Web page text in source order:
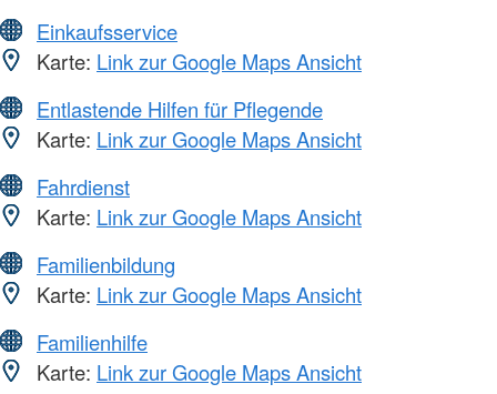
Einkaufsservice
Karte: Link zur Google Maps Ansicht
Entlastende Hilfen für Pflegende
Karte: Link zur Google Maps Ansicht
Fahrdienst
Karte: Link zur Google Maps Ansicht
Familienbildung
Karte: Link zur Google Maps Ansicht
Familienhilfe
Karte: Link zur Google Maps Ansicht